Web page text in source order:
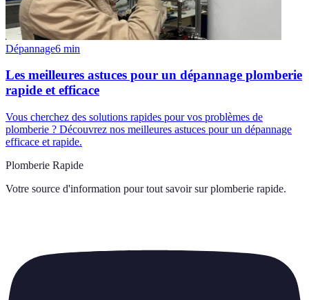
Dépannage6 min
Les meilleures astuces pour un dépannage plomberie
rapide et efficace
Vous cherchez des solutions rapides pour vos problèmes de
plomberie ? Découvrez nos meilleures astuces pour un dépannage
efficace et rapide.
Plomberie Rapide
Votre source d'information pour tout savoir sur plomberie rapide.